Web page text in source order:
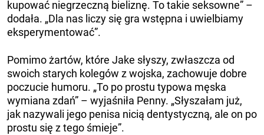
kupować niegrzeczną bieliznę. To takie seksowne” –
dodała. „Dla nas liczy się gra wstępna i uwielbiamy
eksperymentować”.
Pomimo żartów, które Jake słyszy, zwłaszcza od
swoich starych kolegów z wojska, zachowuje dobre
poczucie humoru. „To po prostu typowa męska
wymiana zdań” – wyjaśniła Penny. „Słyszałam już,
jak nazywali jego penisa nicią dentystyczną, ale on po
prostu się z tego śmieje”.